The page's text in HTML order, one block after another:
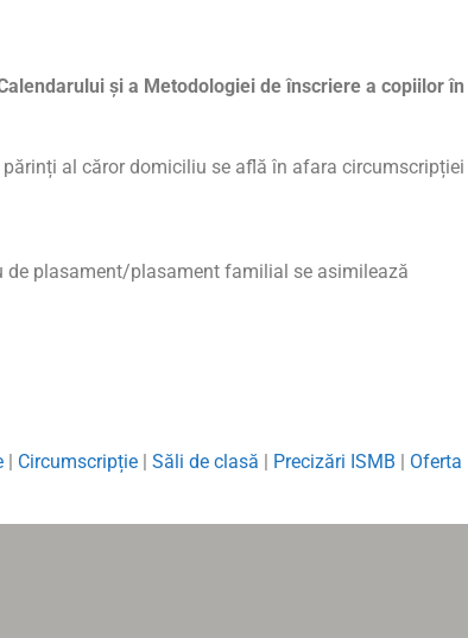
și a Metodologiei de înscriere a copiilor în
al căror domiciliu se află în afara circumscripției
de plasament/plasament familial se asimilează
| Circumscripție | Săli de clasă | Precizări ISMB | Oferta